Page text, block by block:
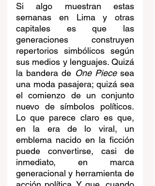
Si algo muestran estas
semanas en Lima y otras
capitales es que las
generaciones construyen
repertorios simbólicos según
sus medios y lenguajes. Quizá
la bandera de One Piece sea
una moda pasajera; quizá sea
el comienzo de un conjunto
nuevo de símbolos políticos.
Lo que parece claro es que,
en la era de lo viral, un
emblema nacido en la ficción
puede convertirse, casi de
inmediato, en marca
generacional y herramienta de